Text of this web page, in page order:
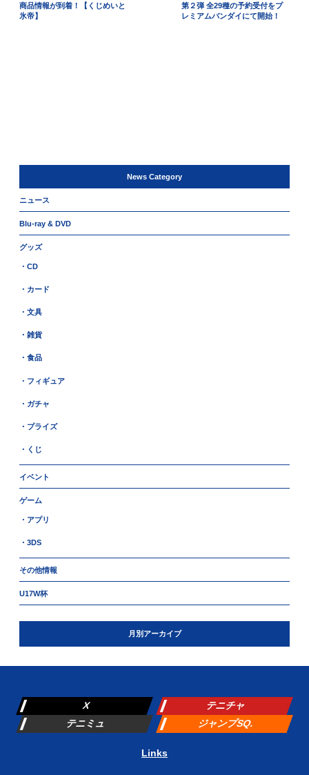
商品情報が到着！【くじめいと
氷帝】
第２弾 全29種の予約受付をプ
レミアムバンダイにて開始！
News Category
ニュース
Blu-ray & DVD
グッズ
・CD
・カード
・文具
・雑貨
・食品
・フィギュア
・ガチャ
・プライズ
・くじ
イベント
ゲーム
・アプリ
・3DS
その他情報
U17W杯
月別アーカイブ
X
テニチャ
テニミュ
ジャンプSQ.
Links